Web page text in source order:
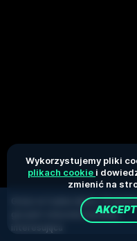
Grasz w trybie demo.
gra jest znacznie bardziej
Wykorzystujemy pliki
plikach cookie i
zmienić na